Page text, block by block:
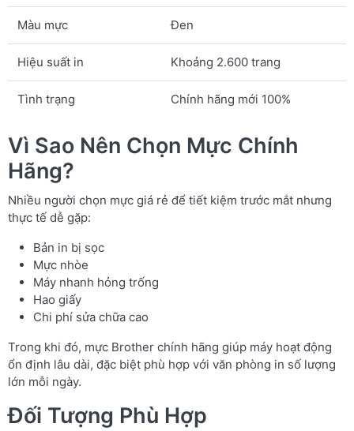
Màu mực Đen
Hiệu suất in Khoảng 2.600 trang
Tình trạng Chính hãng mới 100%
Vì Sao Nên Chọn Mực Chính
Hãng?
Nhiều người chọn mực giá rẻ để tiết kiệm trước mắt nhưng
thực tế dễ gặp:
Bản in bị sọc
Mực nhòe
Máy nhanh hỏng trống
Hao giấy
Chi phí sửa chữa cao
Trong khi đó, mực Brother chính hãng giúp máy hoạt động
ổn định lâu dài, đặc biệt phù hợp với văn phòng in số lượng
lớn mỗi ngày.
Đối Tượng Phù Hợp